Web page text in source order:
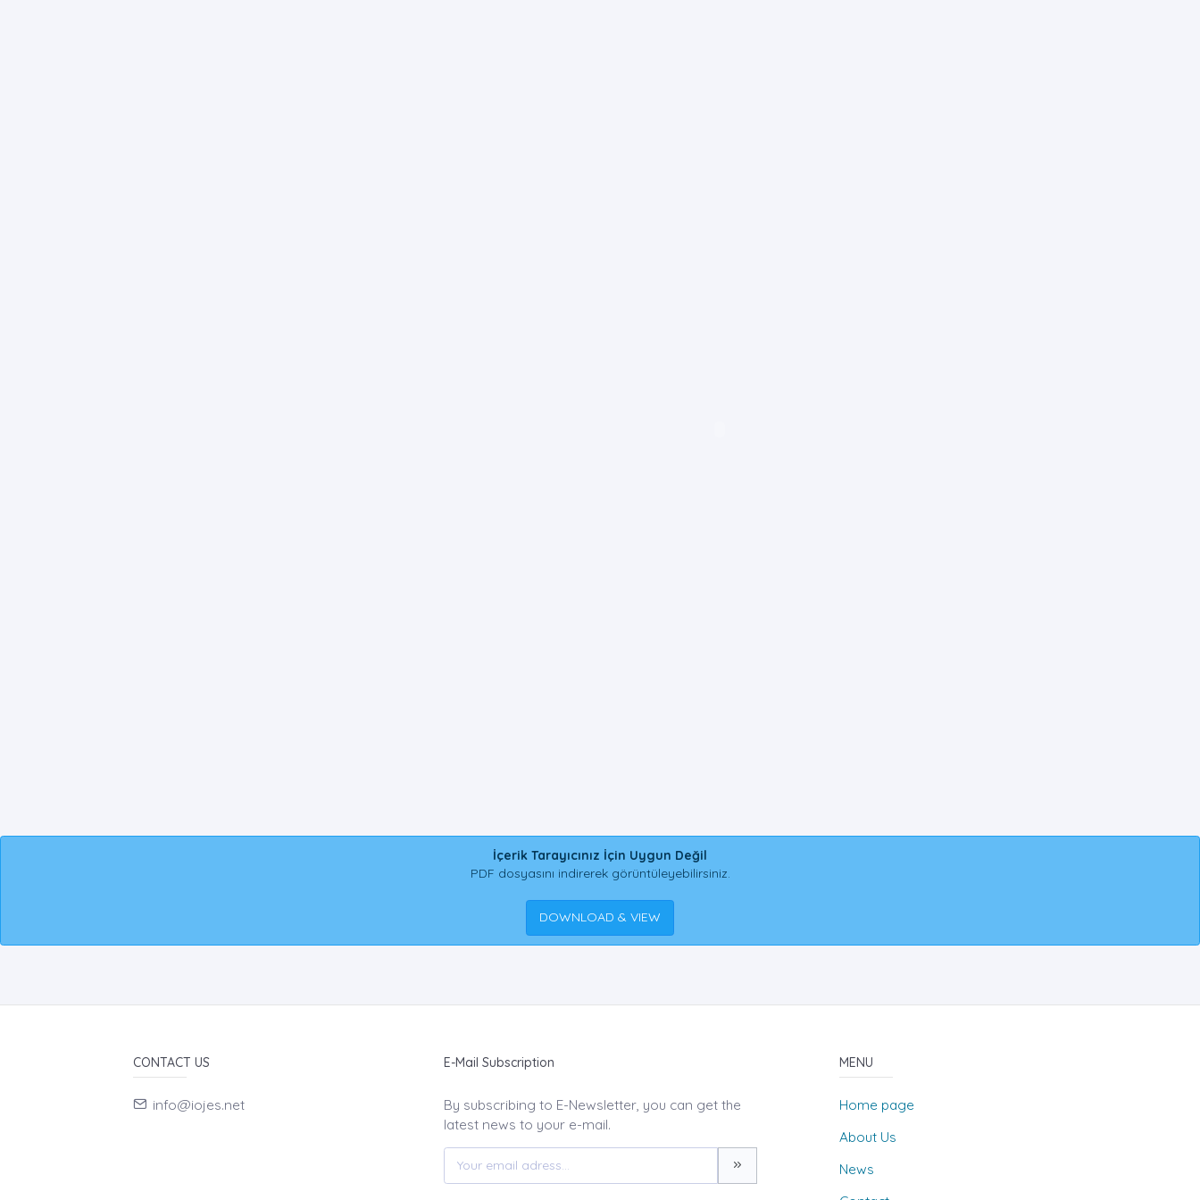
İçerik Tarayıcınız İçin Uygun Değil
PDF dosyasını indirerek görüntüleyebilirsiniz.
DOWNLOAD & VIEW
CONTACT US
info@iojes.net
E-Mail Subscription
By subscribing to E-Newsletter, you can get the
latest news to your e-mail.
MENU
Home page
About Us
News